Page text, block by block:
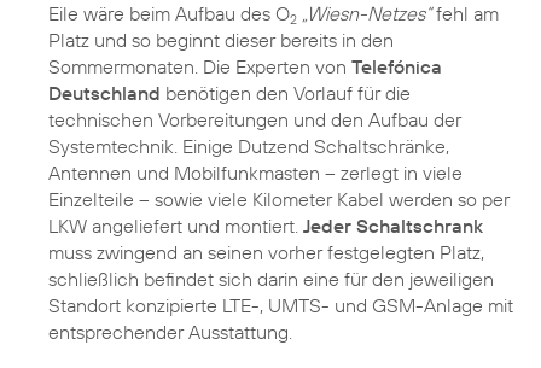
Eile wäre beim Aufbau des O2 „Wiesn-Netzes“fehl am
Platz und so beginnt dieser bereits in den
Sommermonaten. Die Experten von Telefónica
Deutschland benötigen den Vorlauf für die
technischen Vorbereitungen und den Aufbau der
Systemtechnik. Einige Dutzend Schaltschränke,
Antennen und Mobilfunkmasten – zerlegt in viele
Einzelteile – sowie viele Kilometer Kabel werden so per
LKW angeliefert und montiert. Jeder Schaltschrank
muss zwingend an seinen vorher festgelegten Platz,
schließlich befindet sich darin eine für den jeweiligen
Standort konzipierte LTE-, UMTS- und GSM-Anlage mit
entsprechender Ausstattung.